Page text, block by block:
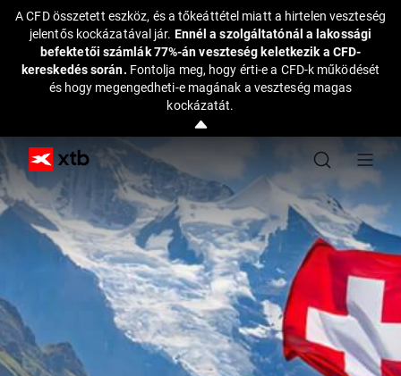
A CFD összetett eszköz, és a tőkeáttétel miatt a hirtelen veszteség
jelentős kockázatával jár. Ennél a szolgáltatónál a lakossági
befektetői számlák 77%-án veszteség keletkezik a CFD-
kereskedés során. Fontolja meg, hogy érti-e a CFD-k működését
és hogy megengedheti-e magának a veszteség magas
kockázatát.